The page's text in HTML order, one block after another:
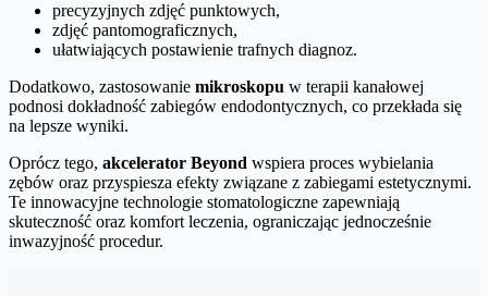
precyzyjnych zdjęć punktowych,
zdjęć pantomograficznych,
ułatwiających postawienie trafnych diagnoz.
Dodatkowo, zastosowanie mikroskopu w terapii kanałowej
podnosi dokładność zabiegów endodontycznych, co przekłada się
na lepsze wyniki.
Oprócz tego, akcelerator Beyond wspiera proces wybielania
zębów oraz przyspiesza efekty związane z zabiegami estetycznymi.
Te innowacyjne technologie stomatologiczne zapewniają
skuteczność oraz komfort leczenia, ograniczając jednocześnie
inwazyjność procedur.